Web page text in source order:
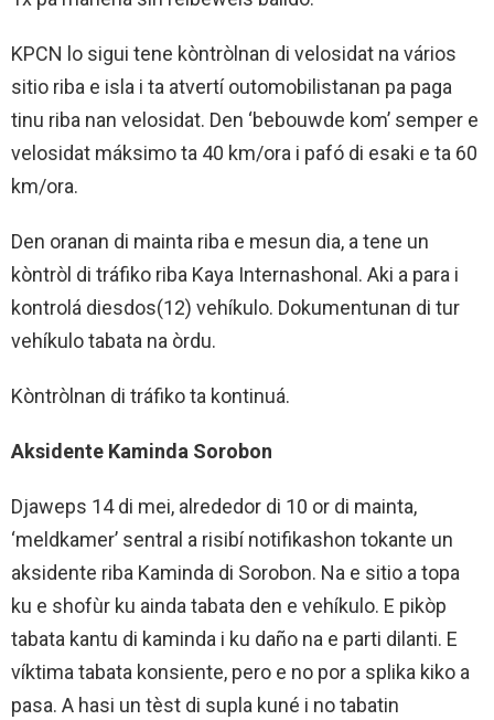
KPCN lo sigui tene kòntròlnan di velosidat na vários
sitio riba e isla i ta atvertí outomobilistanan pa paga
tinu riba nan velosidat. Den ‘bebouwde kom’ semper e
velosidat máksimo ta 40 km/ora i pafó di esaki e ta 60
km/ora.
Den oranan di mainta riba e mesun dia, a tene un
kòntròl di tráfiko riba Kaya Internashonal. Aki a para i
kontrolá diesdos(12) vehíkulo. Dokumentunan di tur
vehíkulo tabata na òrdu.
Kòntròlnan di tráfiko ta kontinuá.
Aksidente Kaminda Sorobon
Djaweps 14 di mei, alrededor di 10 or di mainta,
‘meldkamer’ sentral a risibí notifikashon tokante un
aksidente riba Kaminda di Sorobon. Na e sitio a topa
ku e shofùr ku ainda tabata den e vehíkulo. E pikòp
tabata kantu di kaminda i ku daño na e parti dilanti. E
víktima tabata konsiente, pero e no por a splika kiko a
pasa. A hasi un tèst di supla kuné i no tabatin